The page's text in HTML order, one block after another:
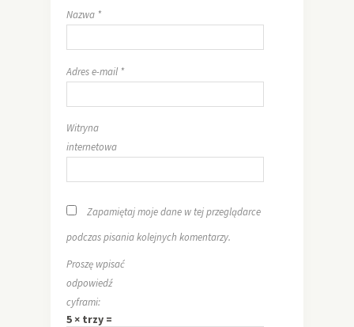
Nazwa *
Adres e-mail *
Witryna
internetowa
Zapamiętaj moje dane w tej przeglądarce
podczas pisania kolejnych komentarzy.
Proszę wpisać
odpowiedź
cyframi:
5 × trzy =